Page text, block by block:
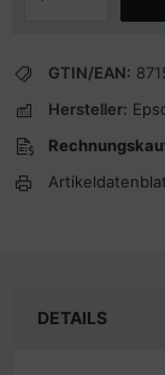
GTIN/EAN:
Hersteller:
DETAILS